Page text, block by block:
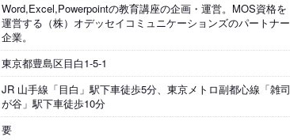
Word,Excel,Powerpointの教育講座の企画・運営。MOS資格を
運営する（株）オデッセイコミュニケーションズのパートナー
企業。
東京都豊島区目白1-5-1
JR 山手線「目白」駅下車徒歩5分、東京メトロ副都心線「雑司
が谷」駅下車徒歩10分
要